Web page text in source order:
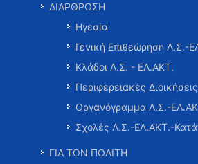
ΔΙΑΡΘΡΩΣΗ
Ηγεσία
Γενική Επιθεώρηση Λ.Σ.-
Κλάδοι Λ.Σ. - ΕΛ.ΑΚΤ.
Περιφερειακές
Οργανόγραμμα Λ.Σ.-
Σχολές Λ.Σ.-ΕΛ.ΑΚΤ.-
ΓΙΑ ΤΟΝ ΠΟΛΙΤΗ